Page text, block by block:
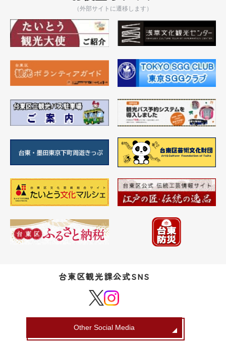
（外部サイトに遷移します）
台東区観光課公式SNS
Other Social Media